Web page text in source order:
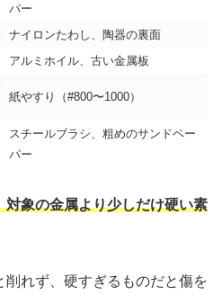
パー
ナイロンたわし、陶器の裏面
アルミホイル、古い金属板
紙やすり（#800〜1000）
スチールブラシ、粗めのサンドペー
パー
象の金属より少しだけ硬い素
れず、硬すぎるものだと傷を